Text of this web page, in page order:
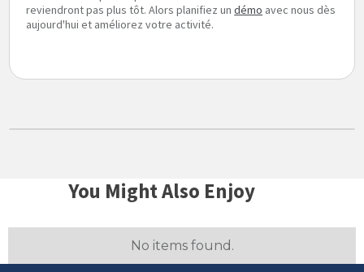
reviendront pas plus tôt. Alors planifiez undémo avec nous dès
aujourd'hui et améliorez votre activité.
You Might Also Enjoy
No items found.